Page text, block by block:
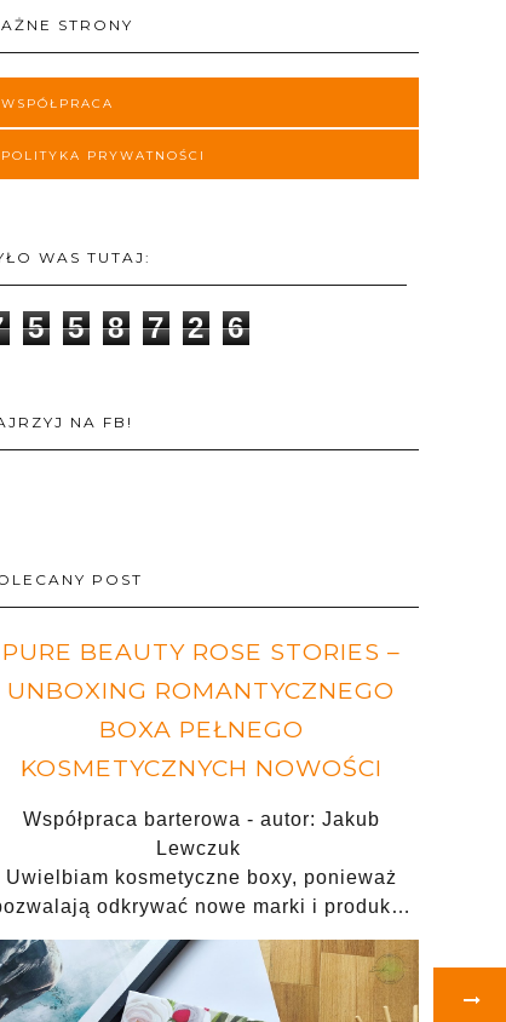
STRONY
WSPÓŁPRACA
POLITYKA PRYWATNOŚCI
WAS TUTAJ:
5 5 8 7 2 6
NA FB!
POST
PURE BEAUTY ROSE STORIES –
UNBOXING ROMANTYCZNEGO
BOXA PEŁNEGO
KOSMETYCZNYCH NOWOŚCI
Współpraca barterowa - autor: Jakub
Lewczuk
Uwielbiam kosmetyczne boxy, ponieważ
odkrywać nowe marki i produk…